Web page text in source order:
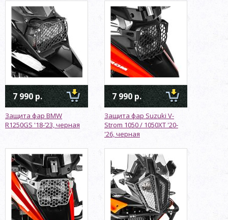
7 990 р.
Защита фар BMW
R1250GS '18-’23, черная
7 990 р.
Защита фар Suzuki V-
Strom 1050 / 1050XT '20-
'26, черная